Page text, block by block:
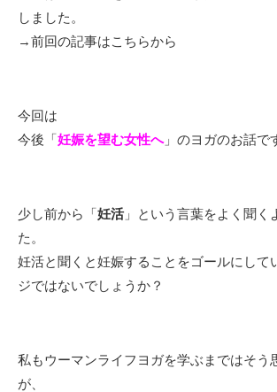
しました。
→前回の記事はこちらから
今回は
今後「妊娠を望む女性へ」のヨガのお話で
少し前から「妊活」という言葉をよく聞く
た。
妊活と聞くと妊娠することをゴールにして
ジではないでしょうか？
私もウーマンライフヨガを学ぶまではそう
が、